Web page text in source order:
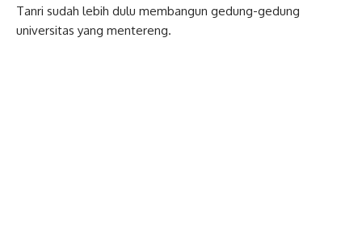
Tanri sudah lebih dulu membangun gedung-gedung
universitas yang mentereng.